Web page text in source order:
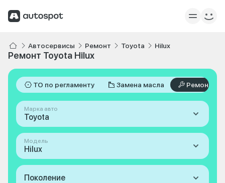
Автосервисы Ремонт Toyota Hilux
Ремонт Toyota Hilux
ТО по регламенту Замена масла Ремонт
Марка авто
Toyota
Модель
Hilux
Поколение